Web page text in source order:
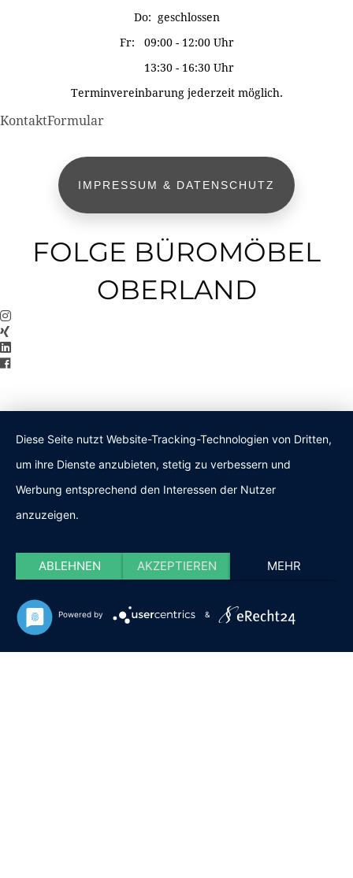
Do: geschlossen
Fr: 09:00 - 12:00 Uhr
13:30 - 16:30 Uhr
Terminvereinbarung jederzeit möglich.
KontaktFormular
IMPRESSUM & DATENSCHUTZ
FOLGE BÜROMÖBEL
OBERLAND
Diese Seite nutzt Website-Tracking-Technologien von Dritten,
um ihre Dienste anzubieten, stetig zu verbessern und
Werbung entsprechend den Interessen der Nutzer
anzuzeigen.
ABLEHNEN AKZEPTIEREN MEHR
Powered by &